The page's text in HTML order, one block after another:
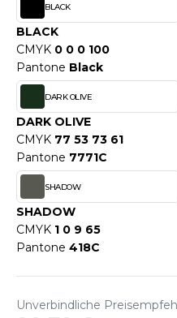
UND JACKEN
COOL
HOODS
T'S
SERIE
BLACK
BLACK
CMYK 0 0 0 100
Pantone Black
DARK OLIVE
DARK OLIVE
CMYK 77 53 73 61
Pantone 7771C
SHADOW
SHADOW
CMYK 1 0 9 65
Pantone 418C
Unverbindliche